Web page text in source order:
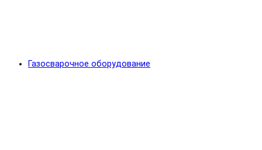
Газосварочное оборудование